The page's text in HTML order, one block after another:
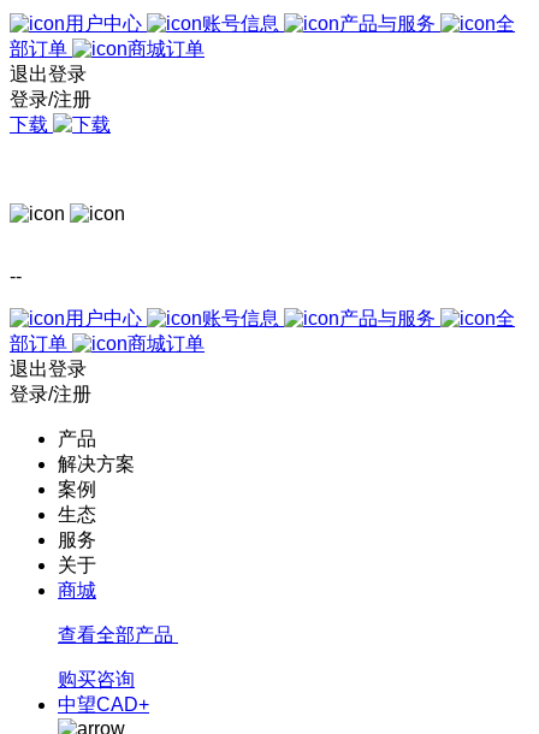
用户中心 账号信息 产品与服务
全
部订单
商城订单
退出登录
登录/注册
下载
--
用户中心 账号信息 产品与服务
全
部订单
商城订单
退出登录
登录/注册
产品
解决方案
案例
生态
服务
关于
商城
查看全部产品
购买咨询
中望CAD+